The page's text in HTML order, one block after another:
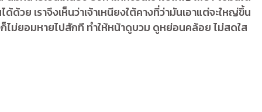
วย เราจึงเห็นว่าเจ้าเหนียงใต้คางที่ว่ามันเอาแต่จะใหญ่ขึ้น
ไม่ยอมหายไปสักที ทำให้หน้าดูบวม ดูหย่อนคล้อย ไม่สดใส